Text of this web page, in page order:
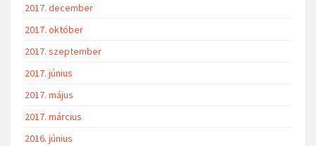
2017. december
2017. október
2017. szeptember
2017. június
2017. május
2017. március
2016. június